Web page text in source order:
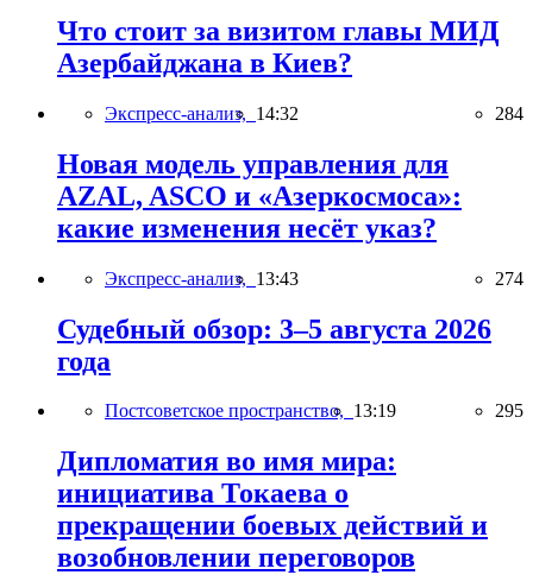
Что стоит за визитом главы МИД
Азербайджана в Киев?
Экспресс-анализ, 14:32 284
Новая модель управления для
AZAL, ASCO и «Азеркосмоса»:
какие изменения несёт указ?
Экспресс-анализ, 13:43 274
Судебный обзор: 3–5 августа 2026
года
Постсоветское пространство, 13:19 295
Дипломатия во имя мира:
инициатива Токаева о
прекращении боевых действий и
возобновлении переговоров